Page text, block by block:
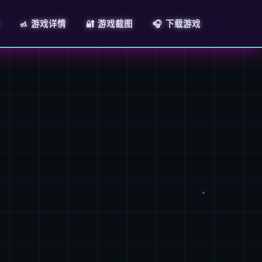
🚮 游戏详情 🔐 游戏截图 🎧 下载游戏